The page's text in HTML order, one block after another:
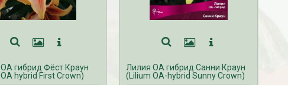
гибрид Фёст Краун
hybrid First Crown)
Лилия ОА гибрид Санни Краун
(Lilium OA-hybrid Sunny Crown)